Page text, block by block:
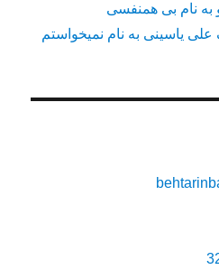
به نام بی همنفسی
علی یاسینی به نام نمیخواستم